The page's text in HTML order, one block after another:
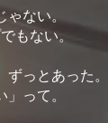
ない。
もない。
っとあった。
って。